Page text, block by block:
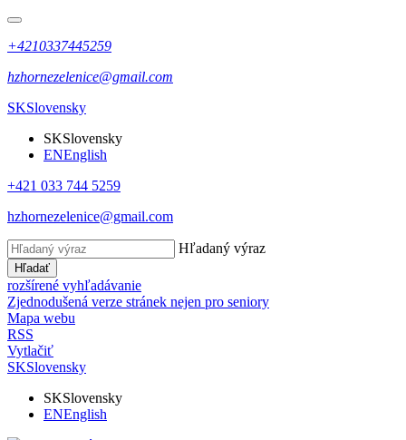
+4210337445259
hzhornezelenice@gmail.com
SKSlovensky
SKSlovensky
ENEnglish
+421 033 744 5259
hzhornezelenice@gmail.com
Hľadaný výraz
Hľadať
rozšírené vyhľadávanie
Zjednodušená verze stránek nejen pro seniory
Mapa webu
RSS
Vytlačiť
SKSlovensky
SKSlovensky
ENEnglish